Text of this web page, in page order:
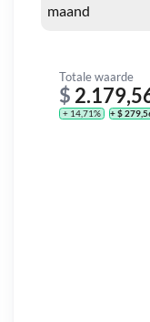
Totale waarde
$
+ 14,71% + $